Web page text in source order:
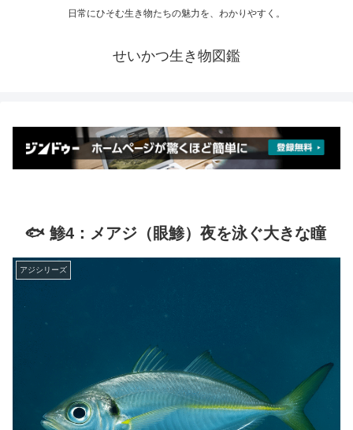
日常にひそむ生き物たちの魅力を、わかりやすく。
せいかつ生き物図鑑
🐟 鯵4：メアジ（眼鯵）夜を泳ぐ大きな瞳
アジシリーズ